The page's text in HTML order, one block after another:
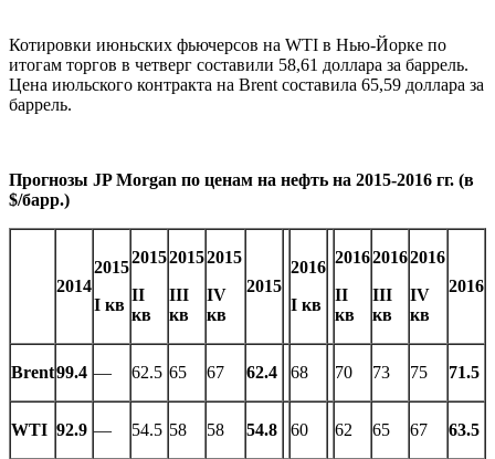
Котировки июньских фьючерсов на WTI в Нью-Йорке по
итогам торгов в четверг составили 58,61 доллара за баррель.
Цена июльского контракта на Brent составила 65,59 доллара за
баррель.
Прогнозы JP Morgan по ценам на нефть на 2015-2016 гг. (в
$/барр.)
2014
2015
I кв
2015
II
кв
2015
III
кв
2015
IV
кв
2015
2016
I кв
2016
II
кв
2016
III
кв
2016
IV
кв
2016
Brent99.4 — 62.5 65 67 62.4 68 70 73 75 71.5
WTI 92.9 — 54.5 58 58 54.8 60 62 65 67 63.5